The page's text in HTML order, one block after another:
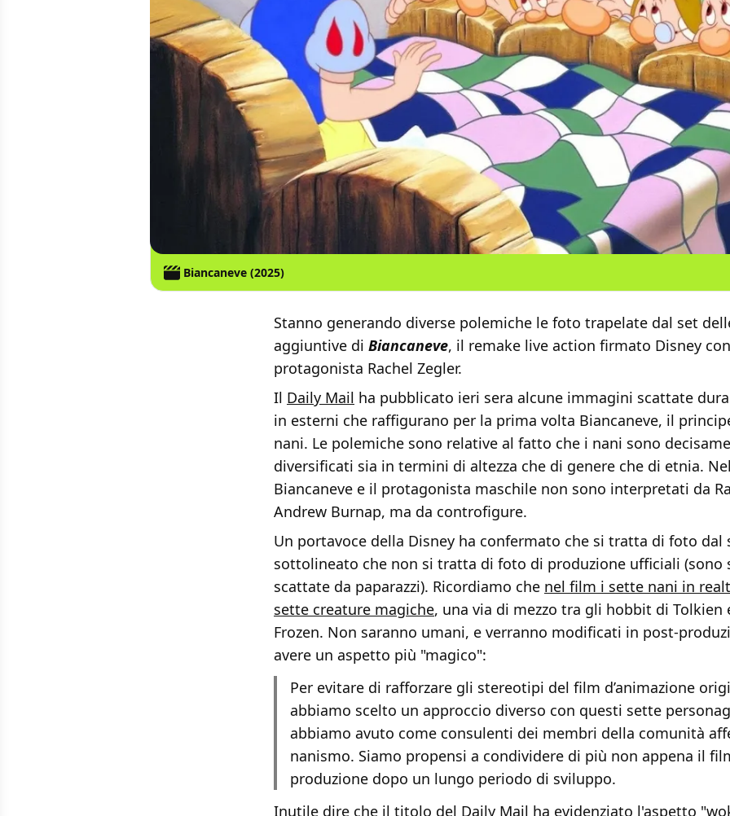
Biancaneve (2025)
Stanno generando diverse polemiche le foto trapelate dal set
aggiuntive di Biancaneve, il remake live action firmato Disney con
protagonista Rachel Zegler.
Il Daily Mail ha pubblicato ieri sera alcune immagini scattate
in esterni che raffigurano per la prima volta Biancaneve, il
nani. Le polemiche sono relative al fatto che i nani sono
diversificati sia in termini di altezza che di genere che di etnia.
Biancaneve e il protagonista maschile non sono interpretati da
Andrew Burnap, ma da controfigure.
Un portavoce della Disney ha confermato che si tratta di foto dal
sottolineato che non si tratta di foto di produzione ufficiali (sono
scattate da paparazzi). Ricordiamo che nel film i sette nani in
sette creature magiche, una via di mezzo tra gli hobbit di Tolkien
Frozen. Non saranno umani, e verranno modificati in post-
avere un aspetto più "magico":
Per evitare di rafforzare gli stereotipi del film d’animazione
abbiamo scelto un approccio diverso con questi sette
abbiamo avuto come consulenti dei membri della comunità
nanismo. Siamo propensi a condividere di più non appena il
produzione dopo un lungo periodo di sviluppo.
Inutile dire che il titolo del Daily Mail ha evidenziato l'aspetto